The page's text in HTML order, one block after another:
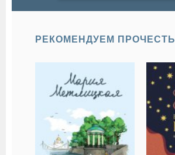
РЕКОМЕНДУЕМ ПРОЧЕСТЬ